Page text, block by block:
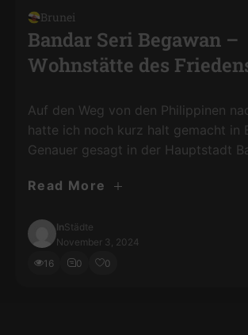
Brunei
Bandar Seri Begawan –
Wohnstätte des
Auf den Weg von den Philippinen
hatte ich noch kurz halt gemacht in
Genauer gesagt in der Hauptstadt
keine Menschen auf den Bildern zu
erkunde Städte gerne per Fuß, wenn
zulässt. …
Read More
InStädte
November 3, 2024
16
0 0